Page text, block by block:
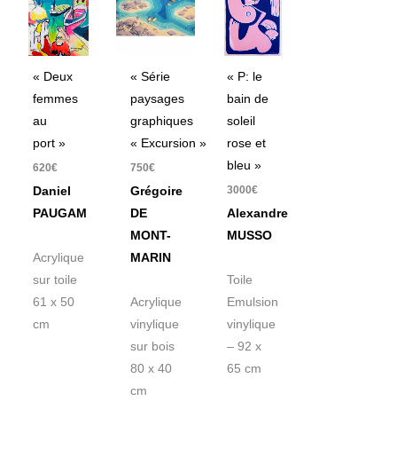
« Deux
femmes
au
port »
620€
Daniel
PAUGAM
Acrylique
sur toile
61 x 50
cm
« Série
paysages
graphiques
« Excursion »
750€
Grégoire
DE
MONT-
MARIN
Acrylique
vinylique
sur bois
80 x 40
cm
« P: le
bain de
soleil
rose et
bleu »
3000€
Alexandre
MUSSO
Toile
Emulsion
vinylique
– 92 x
65 cm